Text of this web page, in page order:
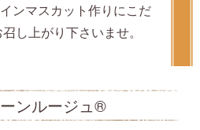
ンマスカット作りにこだ
し上がり下さいませ。
ンルージュ®️